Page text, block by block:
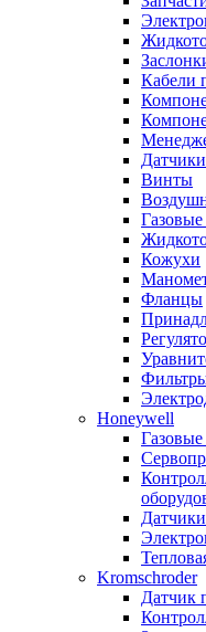
Кабели
Винты
Кожухи
Фланцы
Honeywell
Kromschroder
Датчик